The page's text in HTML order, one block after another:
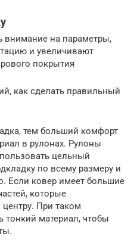
внимание на параметры,
и увеличивают
покрытия
как сделать правильный
тем больший комфорт
в рулонах. Рулоны
цельный
по всему размеру и
Если ковер имеет большие
которые
При таком
тонкий материал, чтобы